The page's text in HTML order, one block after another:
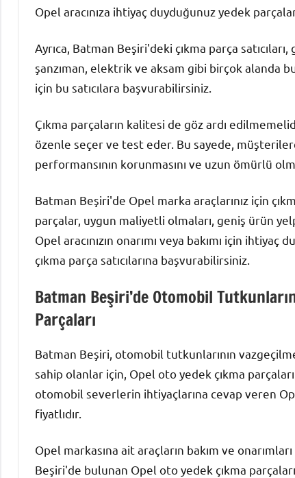
Opel aracınıza ihtiyaç duyduğunuz yedek
Ayrıca, Batman Beşiri'deki çıkma parça
şanzıman, elektrik ve aksam gibi birçok alanda
için bu satıcılara başvurabilirsiniz.
Çıkma parçaların kalitesi de göz ardı
özenle seçer ve test eder. Bu sayede,
performansının korunmasını ve uzun ömürlü
Batman Beşiri'de Opel marka araçlarınız için
parçalar, uygun maliyetli olmaları, geniş ürün
Opel aracınızın onarımı veya bakımı için
çıkma parça satıcılarına başvurabilirsiniz.
Batman Beşiri’de Otomobil
Parçaları
Batman Beşiri, otomobil tutkunlarının
sahip olanlar için, Opel oto yedek çıkma
otomobil severlerin ihtiyaçlarına cevap veren
fiyatlıdır.
Opel markasına ait araçların bakım ve
Beşiri'de bulunan Opel oto yedek çıkma